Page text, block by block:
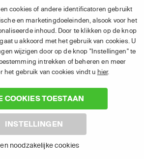
cookies of andere identificatoren gebruikt
en marketingdoeleinden, alsook voor het
inhoud. Door te klikken op de knop
u akkoord met het gebruik van cookies. U
wijzigen door op de knop "Instellingen" te
intrekken of beheren en meer
het gebruik van cookies vindt u hier.
COOKIES TOESTAAN
INSTELLINGEN
noodzakelijke cookies
gratis: Geldig op alle nieuwe abonnementen
APP TV Light, Basic of Plus.
abonnement : Incl. BTW.
beschikbaar voorvolgende zendersafhankelijk
van je gekozen pakket.
S. à r.l. - Alle rechten voorbehouden. TV
merk gebruikt onder licentie door Canal+
zetel: Rue Albert Borschette 4,
R.C.S. Luxembourg : B 87.905